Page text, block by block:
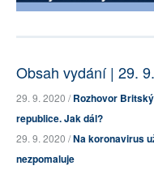
Obsah vydání | 29.
29. 9. 2020 /Rozhovor
republice. Jak dál?
29. 9. 2020 /Na koronavirus
nezpomaluje